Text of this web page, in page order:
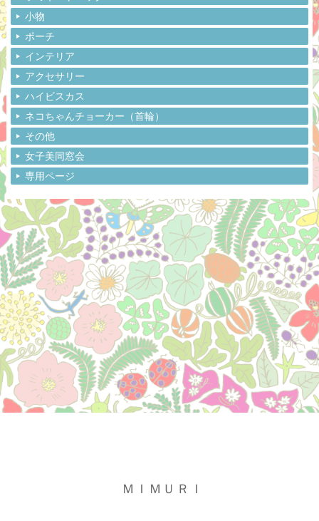
小物
ポーチ
インテリア
アクセサリー
ハイビスカス
ネコちゃんチョーカー（首輪）
その他
女子美同窓会
専用ページ
ＭＩＭＵＲＩ